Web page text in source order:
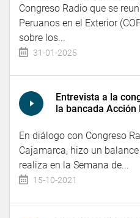
Congreso Radio que se
Peruanos en el Exterior
sobre los...
31-01-2025
Entrevista a la
la bancada Acción
En diálogo con Congreso
Cajamarca, hizo un
realiza en la Semana de...
15-10-2021